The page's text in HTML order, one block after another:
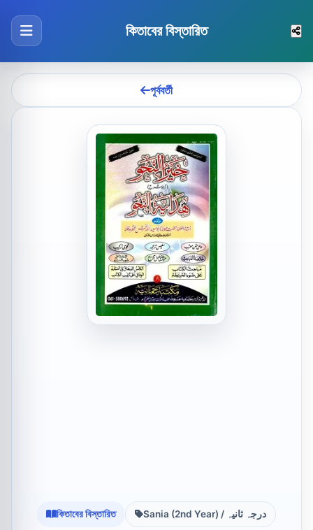
কিতাবের বিস্তারিত
পূর্ববর্তী
কিতাবের বিস্তারিত Sania (2nd Year) / درجہ ثانیہ